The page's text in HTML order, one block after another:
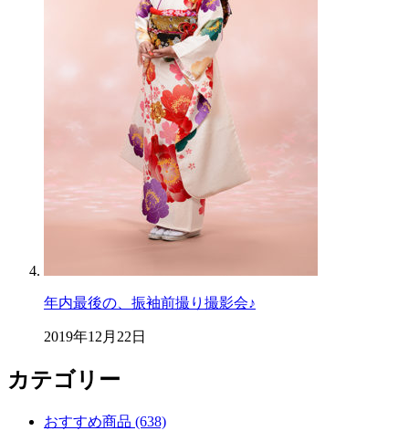
年内最後の、振袖前撮り撮影会♪
2019年12月22日
カテゴリー
おすすめ商品 (638)